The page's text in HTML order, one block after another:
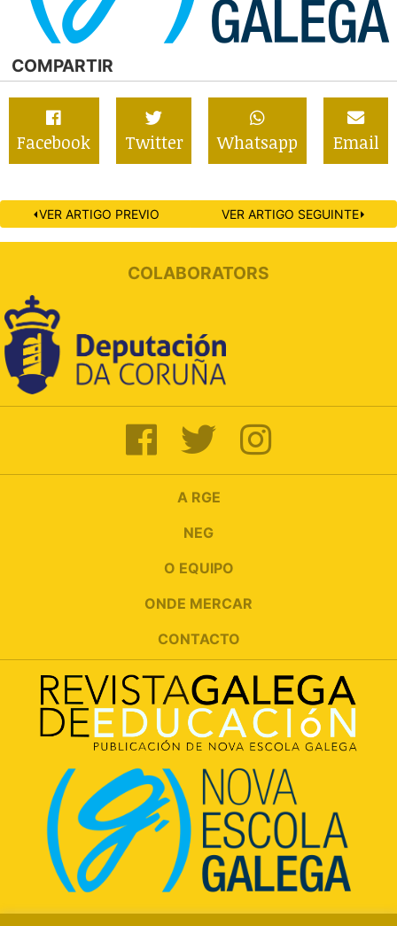
COMPARTIR
Facebook Twitter Whatsapp Email
⏴VER ARTIGO PREVIO VER ARTIGO SEGUINTE⏵
COLABORATORS
A RGE
NEG
O EQUIPO
ONDE MERCAR
CONTACTO
Rúa Luís Freire, 5 Baixo